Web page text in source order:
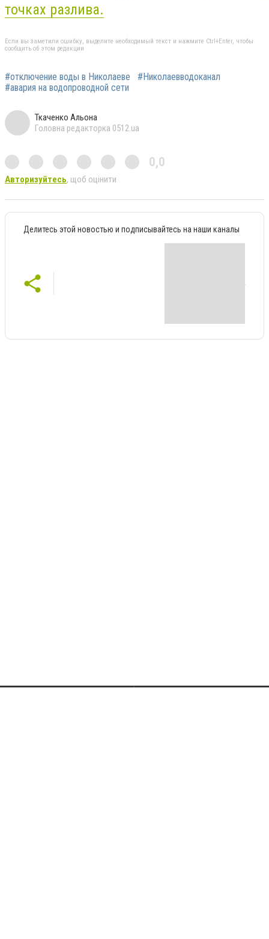
точках разлива.
Если вы заметили ошибку, выделите необходимый текст и нажмите Ctrl+Enter, чтобы
сообщить об этом редакции
#отключение воды в Николаеве
#Николаевводоканал
#авария на водопроводной сети
Ткаченко Альона
Головна редакторка 0512.ua
0,0
Авторизуйтесь, щоб оцінити
Делитесь этой новостью и подписывайтесь на наши каналы